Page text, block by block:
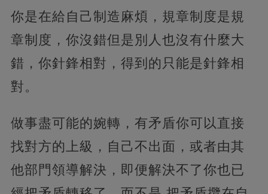
你是在給自己制造麻煩，規章制度是規
章制度，你沒錯但是別人也沒有什麼大
錯，你針鋒相對，得到的只能是針鋒相
對。
做事盡可能的婉轉，有矛盾你可以直接
找對方的上級，自己不出面，或者由其
他部門領導解決，即便解決不了你也已